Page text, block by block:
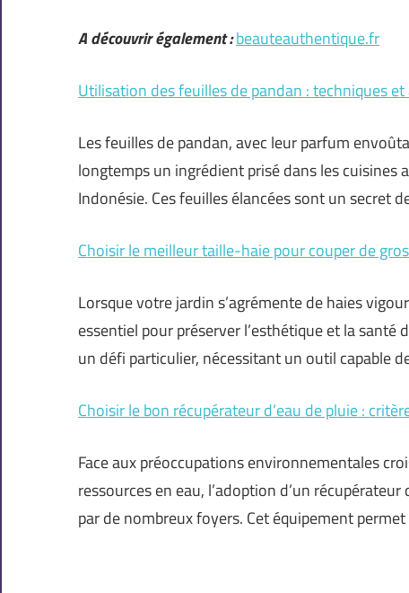
A découvrir également :beauteauthentique.fr
Utilisation des feuilles de pandan : techniques
Les feuilles de pandan, avec leur parfum
longtemps un ingrédient prisé dans les cuisines
Indonésie. Ces feuilles élancées sont un secret
Choisir le meilleur taille-haie pour couper de
Lorsque votre jardin s’agrémente de haies
essentiel pour préserver l’esthétique et la santé
un défi particulier, nécessitant un outil capable
Choisir le bon récupérateur d’eau de pluie :
Face aux préoccupations environnementales
ressources en eau, l’adoption d’un
par de nombreux foyers. Cet équipement